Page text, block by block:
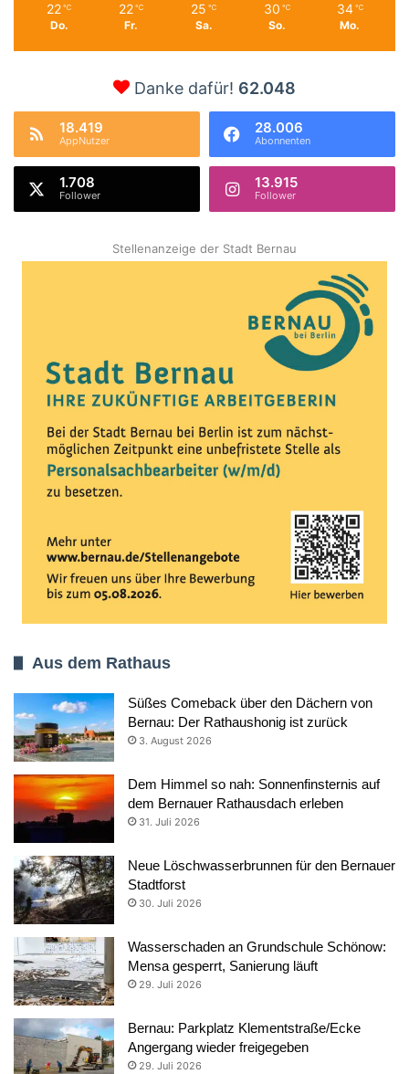
22 ℃
Do.
22 ℃
Fr.
25 ℃
Sa.
30 ℃
So.
34 ℃
Mo.
Danke dafür! 62.048
18.419
AppNutzer
28.006
Abonnenten
1.708
Follower
13.915
Follower
Stellenanzeige der Stadt Bernau
Aus dem Rathaus
Süßes Comeback über den Dächern von
Bernau: Der Rathaushonig ist zurück
3. August 2026
Dem Himmel so nah: Sonnenfinsternis auf
dem Bernauer Rathausdach erleben
31. Juli 2026
Neue Löschwasserbrunnen für den Bernauer
Stadtforst
30. Juli 2026
Wasserschaden an Grundschule Schönow:
Mensa gesperrt, Sanierung läuft
29. Juli 2026
Bernau: Parkplatz Klementstraße/Ecke
Angergang wieder freigegeben
29. Juli 2026